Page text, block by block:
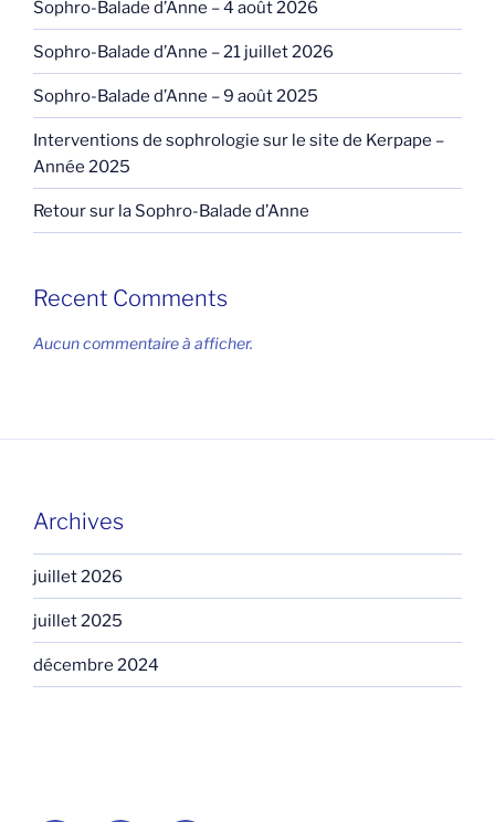
Sophro-Balade d’Anne – 4 août 2026
Sophro-Balade d’Anne – 21 juillet 2026
Sophro-Balade d’Anne – 9 août 2025
Interventions de sophrologie sur le site de Kerpape –
Année 2025
Retour sur la Sophro-Balade d’Anne
Recent Comments
Aucun commentaire à afficher.
Archives
juillet 2026
juillet 2025
décembre 2024